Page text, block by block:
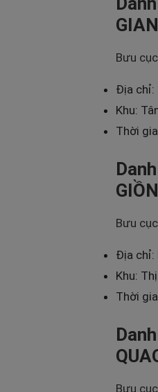
Bưu
Địa chỉ:
Khu:
Thời
Bưu
Địa chỉ:
Khu:
Thời
Bưu